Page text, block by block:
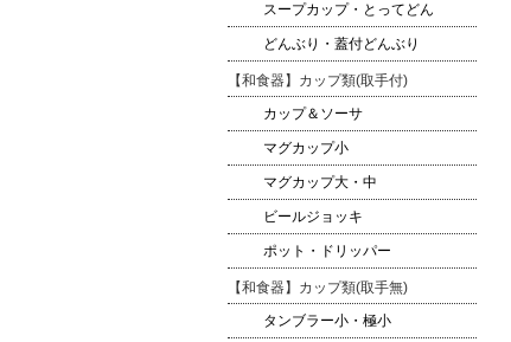
スープカップ・とってどん
どんぶり・蓋付どんぶり
【和食器】カップ類(取手付)
カップ＆ソーサ
マグカップ小
マグカップ大・中
ビールジョッキ
ポット・ドリッパー
【和食器】カップ類(取手無)
タンブラー小・極小